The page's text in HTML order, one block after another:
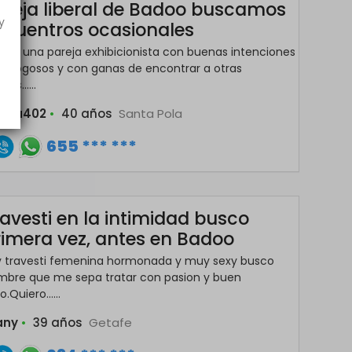
liberal de Badoo buscamos
ocasionales
una pareja exhibicionista con buenas intenciones
fogosos y con ganas de encontrar a otras
• 40 años Santa Pola
655 *** ***
en la intimidad busco
vez, antes en Badoo
travesti femenina hormonada y muy sexy busco
que me sepa tratar con pasion y buen
• 39 años Getafe